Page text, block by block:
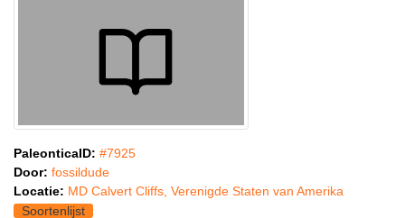
PaleonticaID: #7925
Door: fossildude
Locatie: MD Calvert Cliffs, Verenigde Staten van Amerika
Soortenlijst